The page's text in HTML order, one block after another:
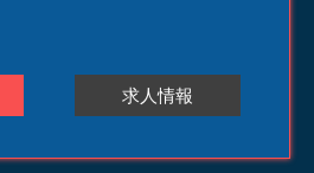
求人情報